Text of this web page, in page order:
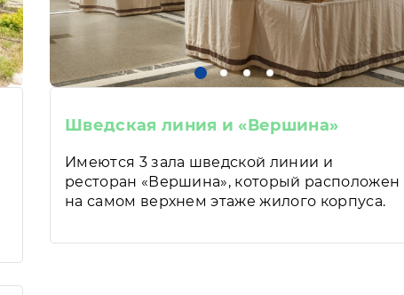
Шведская линия и «Вершина»
Имеются 3 зала шведской линии и
ресторан «Вершина», который расположен
на самом верхнем этаже жилого корпуса.